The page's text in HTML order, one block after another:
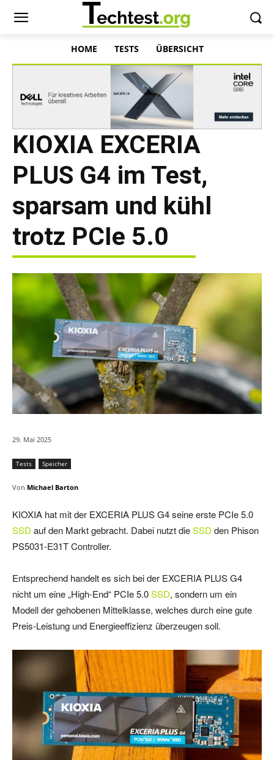
HOME TESTS ÜBERSICHT
KIOXIA EXCERIA
PLUS G4 im Test,
sparsam und kühl
trotz PCIe 5.0
29. Mai 2025
Tests Speicher
Von Michael Barton
KIOXIA hat mit der EXCERIA PLUS G4 seine erste PCIe 5.0
SSD auf den Markt gebracht. Dabei nutzt dieSSD den Phison
PS5031-E31T Controller.
Entsprechend handelt es sich bei der EXCERIA PLUS G4
nicht um eine „High-End“ PCIe 5.0SSD, sondern um ein
Modell der gehobenen Mittelklasse, welches durch eine gute
Preis-Leistung und Energieeffizienz überzeugen soll.